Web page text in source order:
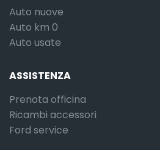
Auto nuove
Auto km 0
Auto usate
ASSISTENZA
Prenota officina
Ricambi accessori
Ford service